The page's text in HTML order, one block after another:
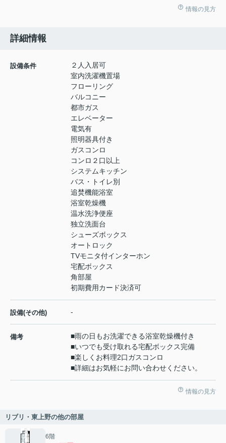
情報の見方
詳細情報
設備条件
２人入居可
室内洗濯機置場
フローリング
バルコニー
都市ガス
エレベーター
電気有
照明器具付き
ガスコンロ
コンロ２口以上
システムキッチン
バス・トイレ別
追焚機能浴室
浴室乾燥機
温水洗浄便座
独立洗面台
シューズボックス
オートロック
TVモニタ付インターホン
宅配ボックス
角部屋
初期費用カード決済可
設備(その他) -
備考
■雨の日もお洗濯できる浴室乾燥機付き
■いつでも受け取れる宅配ボックス完備
■楽しくお料理2口ガスコンロ
■詳細はお気軽にお問い合わせください。
情報の見方
リブリ・東上野の他の部屋
6階